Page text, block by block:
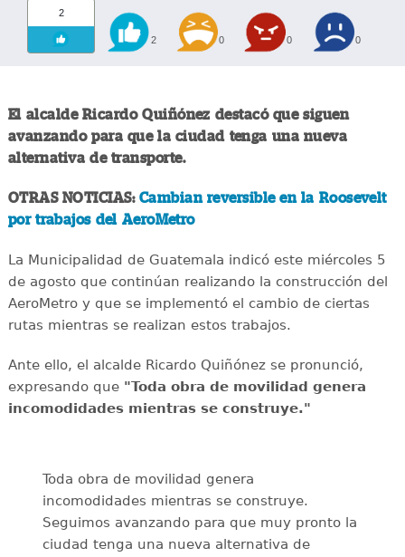
2
2 0 0 0
El alcalde Ricardo Quiñónez destacó que siguen
avanzando para que la ciudad tenga una nueva
alternativa de transporte.
OTRAS NOTICIAS: Cambian reversible en la Roosevelt
por trabajos del AeroMetro
La Municipalidad de Guatemala indicó este miércoles 5
de agosto que continúan realizando la construcción del
AeroMetro y que se implementó el cambio de ciertas
rutas mientras se realizan estos trabajos.
Ante ello, el alcalde Ricardo Quiñónez se pronunció,
expresando que"Toda obra de movilidad genera
incomodidades mientras se construye."
Toda obra de movilidad genera
incomodidades mientras se construye.
Seguimos avanzando para que muy pronto la
ciudad tenga una nueva alternativa de